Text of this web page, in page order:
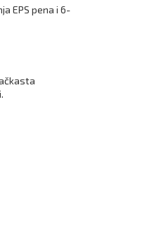
EPS pena i 6-